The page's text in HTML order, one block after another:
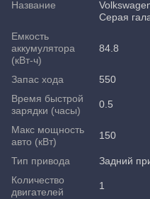
Название
Серая
Емкость
аккумулятора
(кВт-ч)
84.8
Запас хода
550
Время быстрой
зарядки (часы)
0.5
Макс мощность
авто (кВт)
150
Тип привода
Задний
Количество
двигателей
1